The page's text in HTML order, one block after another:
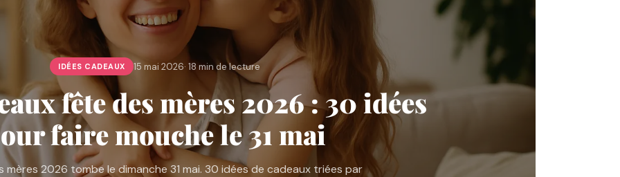
IDÉES CADEAUX 15 mai 2026· 18 min de lecture
fête des mères 2026 : 30 idées
faire mouche le 31 mai
mères 2026 tombe le dimanche 31 mai. 30 idées de cadeaux triées par